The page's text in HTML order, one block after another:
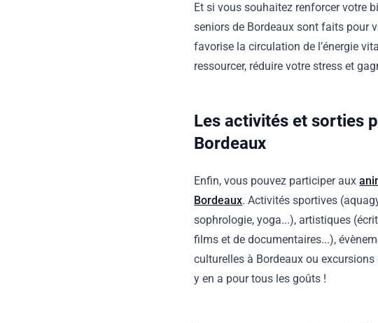
Et si vous souhaitez renforcer votre
seniors de Bordeaux sont faits pour
favorise la circulation de l’énergie
ressourcer, réduire votre stress et
Les activités et sorties
Bordeaux
Enfin, vous pouvez participer aux
Bordeaux. Activités sportives
sophrologie, yoga...), artistiques
films et de documentaires...),
culturelles à Bordeaux ou
y en a pour tous les goûts !